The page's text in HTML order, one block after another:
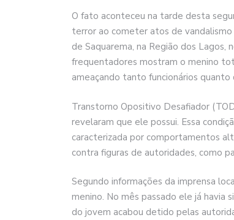
O fato aconteceu na tarde desta
terror ao cometer atos de
de Saquarema, na Região dos Lagos,
frequentadores mostram o menino
ameaçando tanto funcionários quanto
Transtorno Opositivo Desafiador
revelaram que ele possui. Essa
caracterizada por comportamentos
contra figuras de autoridades, como
Segundo informações da imprensa
menino. No mês passado ele já havia
do jovem acabou detido pelas